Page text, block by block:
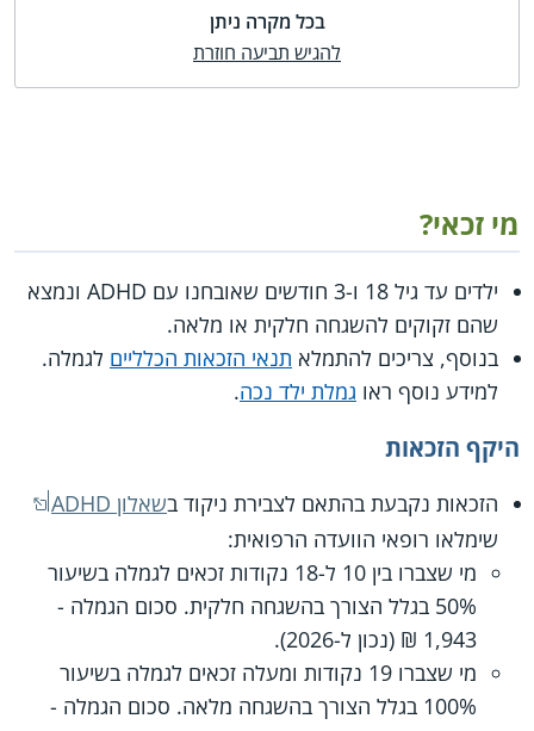
בכל מקרה ניתן
להגיש תביעה חוזרת
מי זכאי?
ילדים עד גיל 18 ו-3 חודשים שאובחנו עם ADHD ונמצא
שהם זקוקים להשגחה חלקית או מלאה.
בנוסף, צריכים להתמלא תנאי הזכאות הכלליים לגמלה.
למידע נוסף ראו גמלת ילד נכה.
היקף הזכאות
הזכאות נקבעת בהתאם לצבירת ניקוד בשאלון ADHD
שימלאו רופאי הוועדה הרפואית:
מי שצברו בין 10 ל-18 נקודות זכאים לגמלה בשיעור
50% בגלל הצורך בהשגחה חלקית. סכום הגמלה -
1,943 ₪ (נכון ל-2026).
מי שצברו 19 נקודות ומעלה זכאים לגמלה בשיעור
100% בגלל הצורך בהשגחה מלאה. סכום הגמלה -